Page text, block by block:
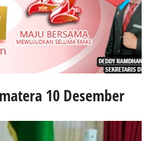
10 Desember